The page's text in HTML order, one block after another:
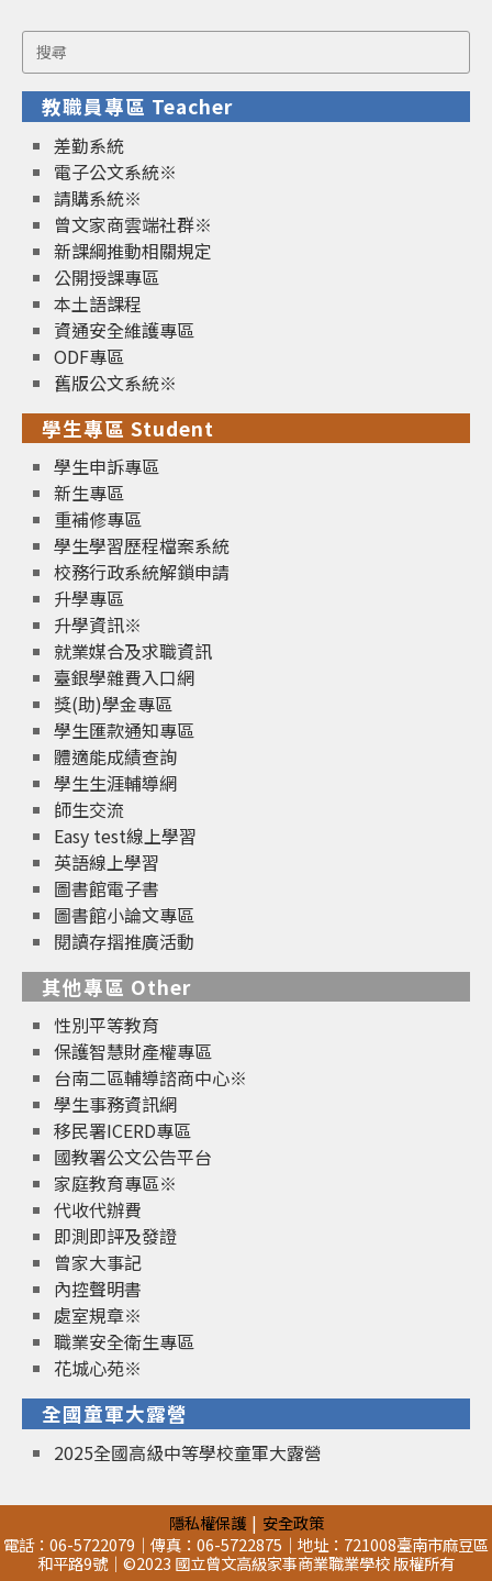
Search
for:
教職員專區 Teacher
差勤系統
電子公文系統※
請購系統※
曾文家商雲端社群※
新課綱推動相關規定
公開授課專區
本土語課程
資通安全維護專區
ODF專區
舊版公文系統※
學生專區 Student
學生申訴專區
新生專區
重補修專區
學生學習歷程檔案系統
校務行政系統解鎖申請
升學專區
升學資訊※
就業媒合及求職資訊
臺銀學雜費入口網
獎(助)學金專區
學生匯款通知專區
體適能成績查詢
學生生涯輔導網
師生交流
Easy test線上學習
英語線上學習
圖書館電子書
圖書館小論文專區
閱讀存摺推廣活動
其他專區 Other
性別平等教育
保護智慧財產權專區
台南二區輔導諮商中心※
學生事務資訊網
移民署ICERD專區
國教署公文公告平台
家庭教育專區※
代收代辦費
即測即評及發證
曾家大事記
內控聲明書
處室規章※
職業安全衛生專區
花城心苑※
全國童軍大露營
2025全國高級中等學校童軍大露營
隱私權保護
安全政策
電話：06-5722079｜傳真：06-5722875｜地址：721008臺南市麻豆區
和平路9號｜©2023 國立曾文高級家事商業職業學校 版權所有